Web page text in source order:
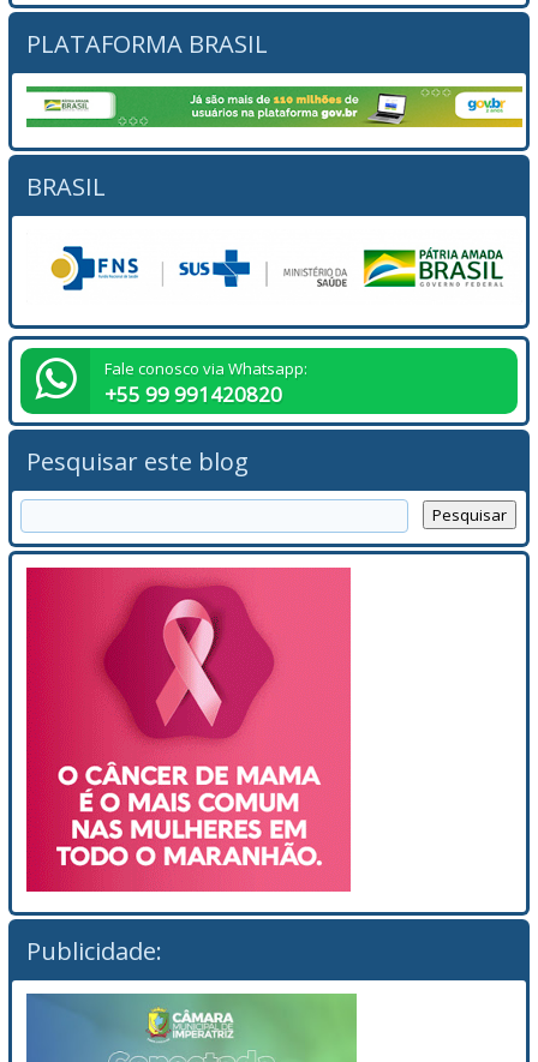
PLATAFORMA BRASIL
BRASIL
Fale conosco via Whatsapp:
+55 99 991420820
Pesquisar este blog
Publicidade: